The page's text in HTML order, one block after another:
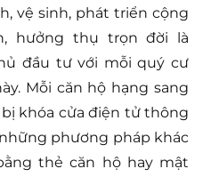
vệ sinh, phát triển cộng
hưởng thụ trọn đời là
đầu tư với mỗi quý cư
Mỗi căn hộ hạng sang
khóa cửa điện tử thông
phương pháp khác
thẻ căn hộ hay mật